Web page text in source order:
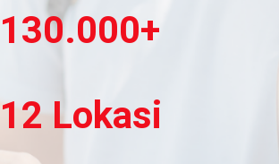
130.000+
12 Lokasi